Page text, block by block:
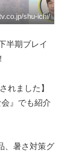
shu-ichi/
半期ブレイ
れました】
』でも紹介
、暑さ対策グ